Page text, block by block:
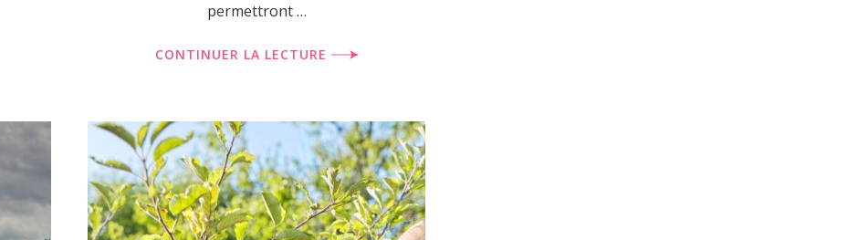
permettront …
CONTINUER LA LECTURE